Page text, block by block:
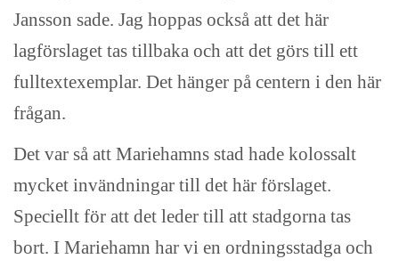
Jansson sade. Jag hoppas också att det här
lagförslaget tas tillbaka och att det görs till ett
fulltextexemplar. Det hänger på centern i den här
frågan.
Det var så att Mariehamns stad hade kolossalt
mycket invändningar till det här förslaget.
Speciellt för att det leder till att stadgorna tas
bort. I Mariehamn har vi en ordningsstadga och